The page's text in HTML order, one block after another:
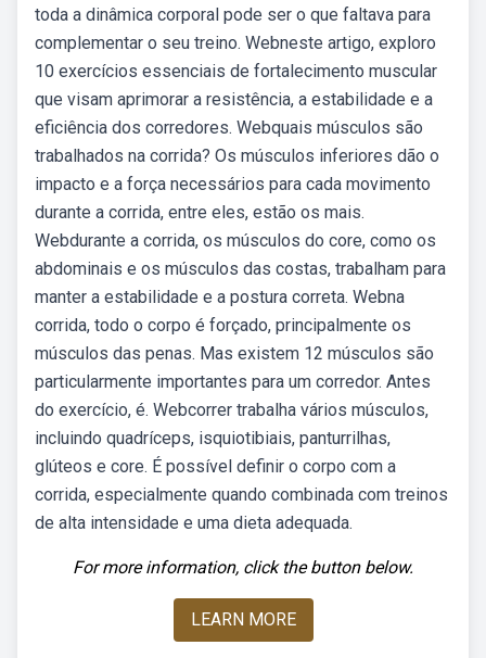
toda a dinâmica corporal pode ser o que faltava para
complementar o seu treino. Webneste artigo, exploro
10 exercícios essenciais de fortalecimento muscular
que visam aprimorar a resistência, a estabilidade e a
eficiência dos corredores. Webquais músculos são
trabalhados na corrida? Os músculos inferiores dão o
impacto e a força necessários para cada movimento
durante a corrida, entre eles, estão os mais.
Webdurante a corrida, os músculos do core, como os
abdominais e os músculos das costas, trabalham para
manter a estabilidade e a postura correta. Webna
corrida, todo o corpo é forçado, principalmente os
músculos das penas. Mas existem 12 músculos são
particularmente importantes para um corredor. Antes
do exercício, é. Webcorrer trabalha vários músculos,
incluindo quadríceps, isquiotibiais, panturrilhas,
glúteos e core. É possível definir o corpo com a
corrida, especialmente quando combinada com treinos
de alta intensidade e uma dieta adequada.
For more information, click the button below.
LEARN MORE